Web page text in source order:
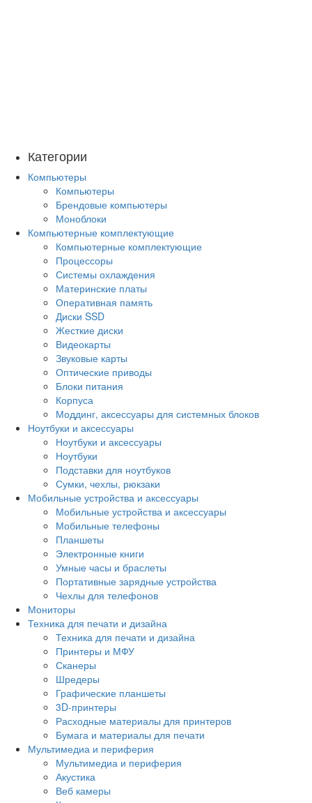
Категории
Компьютеры
Компьютеры
Брендовые компьютеры
Моноблоки
Компьютерные комплектующие
Компьютерные комплектующие
Процессоры
Системы охлаждения
Материнские платы
Оперативная память
Диски SSD
Жесткие диски
Видеокарты
Звуковые карты
Оптические приводы
Блоки питания
Корпуса
Моддинг, аксессуары для системных блоков
Ноутбуки и аксессуары
Ноутбуки и аксессуары
Ноутбуки
Подставки для ноутбуков
Сумки, чехлы, рюкзаки
Мобильные устройства и аксессуары
Мобильные устройства и аксессуары
Мобильные телефоны
Планшеты
Электронные книги
Умные часы и браслеты
Портативные зарядные устройства
Чехлы для телефонов
Мониторы
Техника для печати и дизайна
Техника для печати и дизайна
Принтеры и МФУ
Сканеры
Шредеры
Графические планшеты
3D-принтеры
Расходные материалы для принтеров
Бумага и материалы для печати
Мультимедиа и периферия
Мультимедиа и периферия
Акустика
Веб камеры